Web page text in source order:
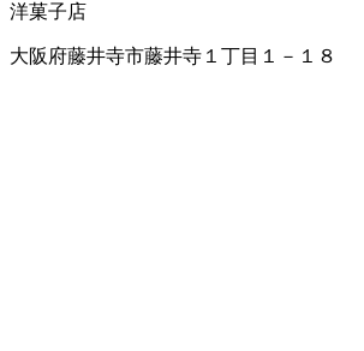
洋菓子店
大阪府藤井寺市藤井寺１丁目１－１８